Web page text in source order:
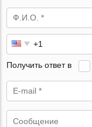
Получить ответ в